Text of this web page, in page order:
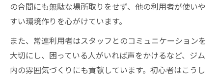
の合間にも無駄な場所取りをせず、他の利用者が使いや
すい環境作りを心がけています。
また、常連利用者はスタッフとのコミュニケーションを
大切にし、困っている人がいれば声をかけるなど、ジム
内の雰囲気づくりにも貢献しています。初心者はこうし